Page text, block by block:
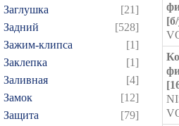
Заглушка
[21]
Задний
[528]
Зажим-клипса
[1]
Заклепка
[1]
Заливная
[4]
Замок
[12]
Защита
[79]